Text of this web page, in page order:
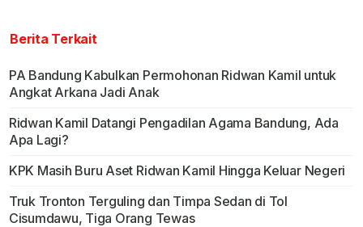
Berita Terkait
PA Bandung Kabulkan Permohonan Ridwan Kamil untuk
Angkat Arkana Jadi Anak
Ridwan Kamil Datangi Pengadilan Agama Bandung, Ada
Apa Lagi?
KPK Masih Buru Aset Ridwan Kamil Hingga Keluar Negeri
Truk Tronton Terguling dan Timpa Sedan di Tol
Cisumdawu, Tiga Orang Tewas